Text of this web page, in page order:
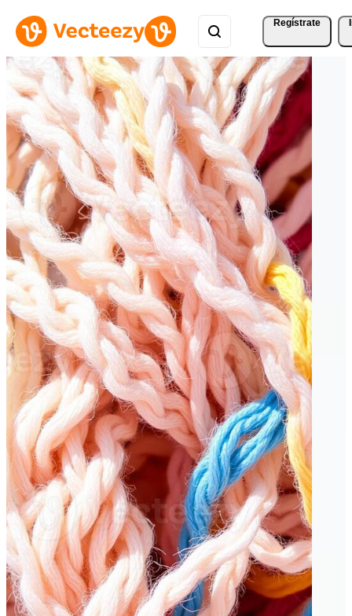
Regístrate